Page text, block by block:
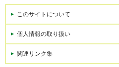
このサイトについて
個人情報の取り扱い
関連リンク集